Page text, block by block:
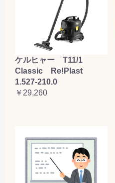
ケルヒャー T11/1
Classic Re!Plast
1.527-210.0
￥29,260